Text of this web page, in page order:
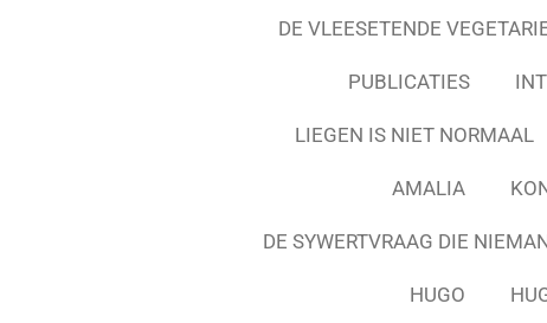
DE VLEESETENDE
PUBLICATIES
LIEGEN IS NIET NORMAAL
AMALIA
DE SYWERTVRAAG DIE
HUGO